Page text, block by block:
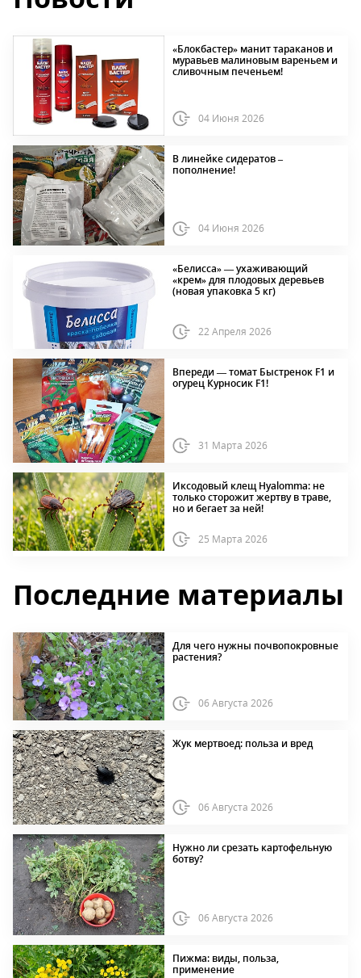
«Блокбастер» манит тараканов и
муравьев малиновым вареньем и
сливочным печеньем!
04 Июня 2026
В линейке сидератов –
пополнение!
04 Июня 2026
«Белисса» — ухаживающий
«крем» для плодовых деревьев
(новая упаковка 5 кг)
22 Апреля 2026
Впереди — томат Быстренок F1 и
огурец Курносик F1!
31 Марта 2026
Иксодовый клещ Hyalomma: не
только сторожит жертву в траве,
но и бегает за ней!
25 Марта 2026
Последние материалы
Для чего нужны почвопокровные
растения?
06 Августа 2026
Жук мертвоед: польза и вред
06 Августа 2026
Нужно ли срезать картофельную
ботву?
06 Августа 2026
Пижма: виды, польза,
применение